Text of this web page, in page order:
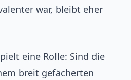
war, bleibt eher
eine Rolle: Sind die
breit gefächerten